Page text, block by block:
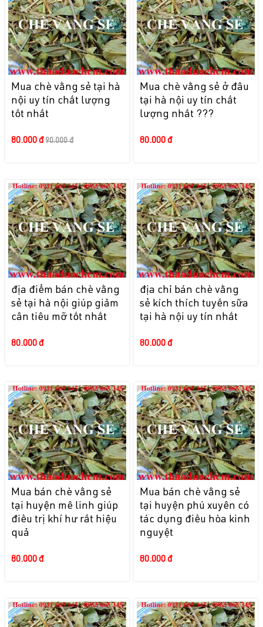
Mua chè vằng sẻ tại hà
nội uy tín chất lượng
tốt nhất
80.000 đ 90.000 đ
Mua chè vằng sẻ ở đâu
tại hà nội uy tín chất
lượng nhất ???
80.000 đ
địa điểm bán chè vằng
sẻ tại hà nội giúp giảm
cân tiêu mỡ tốt nhất
80.000 đ
địa chỉ bán chè vằng
sẻ kích thích tuyến sữa
tại hà nội uy tín nhất
80.000 đ
Mua bán chè vằng sẻ
tại huyện mê linh giúp
điều trị khí hư rất hiệu
quả
80.000 đ
Mua bán chè vằng sẻ
tại huyện phú xuyên có
tác dụng điều hòa kinh
nguyệt
80.000 đ